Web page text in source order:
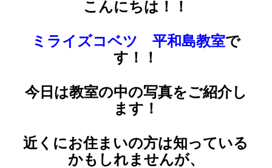
こんにちは！！
ミライズコベツ 平和島教室で
す！！
今日は教室の中の写真をご紹介し
ます！
近くにお住まいの方は知っている
かもしれませんが、